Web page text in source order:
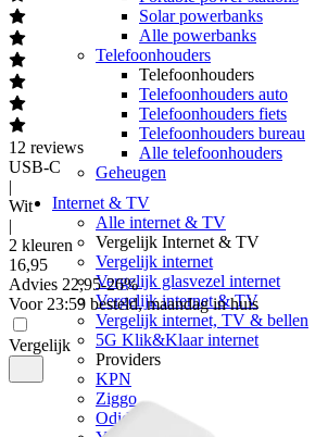
Solar powerbanks
Alle powerbanks
Telefoonhouders
Telefoonhouders
Telefoonhouders auto
Telefoonhouders fiets
Telefoonhouders bureau
Alle telefoonhouders
Geheugen
Internet & TV
Alle internet & TV
Vergelijk Internet & TV
Vergelijk internet
Vergelijk glasvezel internet
Vergelijk internet & TV
Vergelijk internet, TV & bellen
5G Klik&Klaar internet
Providers
KPN
Ziggo
Odido
12 reviews
USB-C
|
Wit
|
2 kleuren
16,95
Advies 22,95-26%
Voor 23:59 besteld, maandag in huis
Vergelijk